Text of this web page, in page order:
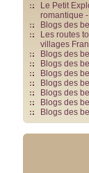
Le Petit
romantique -
Blogs des
Les routes
villages
Blogs des
Blogs des
Blogs des
Blogs des
Blogs des
Blogs des
Blogs des